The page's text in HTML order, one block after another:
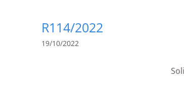
R114/2022
19/10/2022